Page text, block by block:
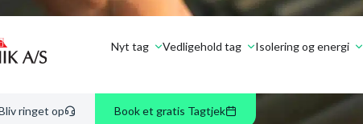
ringet op Book et gratis Tagtjek
Nyt tag Vedligehold tag Isolering og energi